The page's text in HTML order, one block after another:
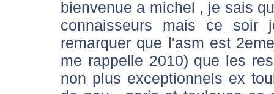
bienvenue a michel , je sais
connaisseurs mais ce soir
remarquer que l'asm est
me rappelle 2010) que les
non plus exceptionnels ex